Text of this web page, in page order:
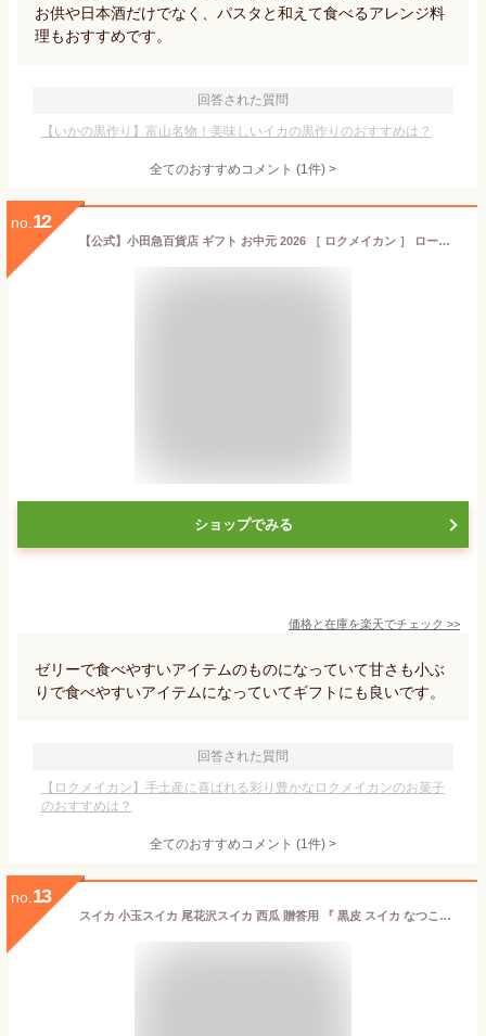
お供や日本酒だけでなく、パスタと和えて食べるアレンジ料
理もおすすめです。
回答された質問
【いかの黒作り】富山名物！美味しいイカの黒作りのおすすめは？
全てのおすすめコメント (1件) >
no. 12
【公式】小田急百貨店 ギフト お中元 2026 ［ ロクメイカン ］ ローズジュエル&恵みのしずく GDR-30 ｜指定の希望期間に順次お届け※沖縄・離島へは届不可
ショップでみる
価格と在庫を楽天でチェック >>
ゼリーで食べやすいアイテムのものになっていて甘さも小ぶ
りで食べやすいアイテムになっていてギフトにも良いです。
回答された質問
【ロクメイカン】手土産に喜ばれる彩り豊かなロクメイカンのお菓子
のおすすめは？
全てのおすすめコメント (1件) >
no. 13
スイカ 小玉スイカ 尾花沢スイカ 西瓜 贈答用 『 黒皮 スイカ なつここあ 又は ひとりじめボンボン 』 秀3L 3玉入り ギフト すいか 送料無料 甘い 尾花沢スイカ 敬老の日 お彼岸 お供え 農産物 お中元 1 玉 の 収穫 時期 見分け 方 訳あり 金色 羅王